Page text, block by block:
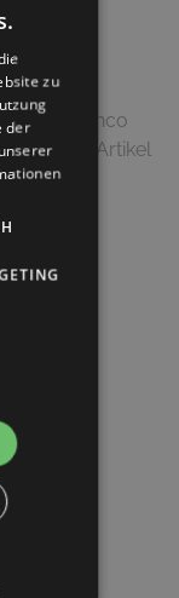
Bianco
Dieser Artikel
zu
der